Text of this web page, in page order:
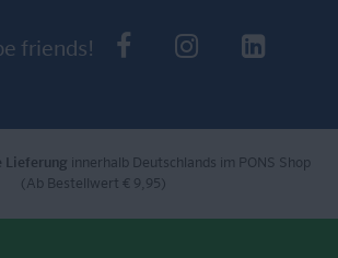
friends! PONS beiPONS bei
Lieferung innerhalb Deutschlands im PONS Shop
(Ab Bestellwert € 9,95)